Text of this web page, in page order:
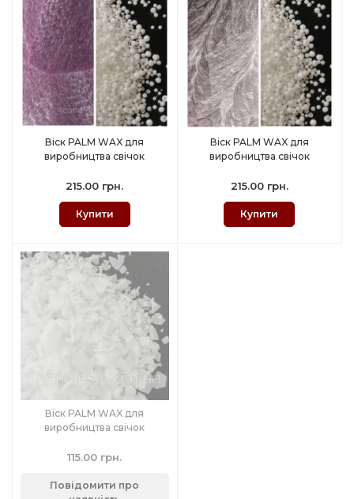
Віск PALM WAX для
виробництва свічок
215.00 грн.
Купити
Віск PALM WAX для
виробництва свічок
215.00 грн.
Купити
Віск PALM WAX для
виробництва свічок
115.00 грн.
Повідомити про